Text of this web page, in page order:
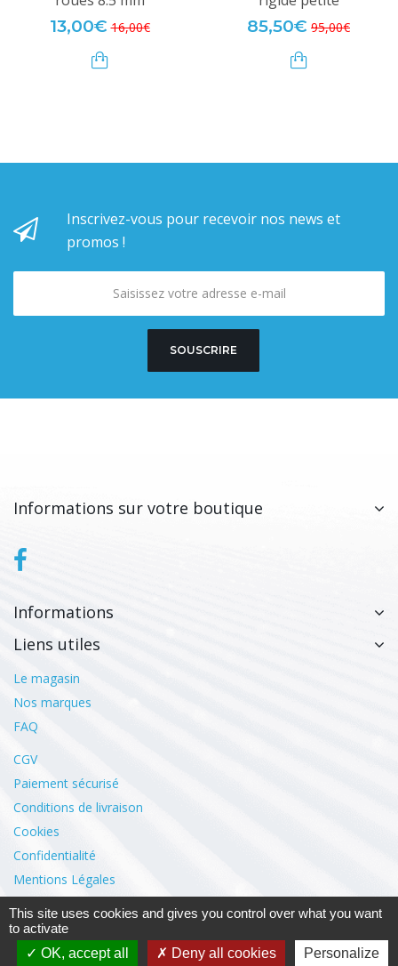
13,00€ 16,00€ 85,50€ 95,00€
Inscrivez-vous pour recevoir nos news et
promos !
SOUSCRIRE
Informations sur votre boutique
Informations
Liens utiles
Le magasin
Nos marques
FAQ
CGV
Paiement sécurisé
Conditions de livraison
Cookies
Confidentialité
Mentions Légales
Mon compte
This site uses cookies and gives you control over what you want
to activate
OK, accept all
Deny all cookies Personalize